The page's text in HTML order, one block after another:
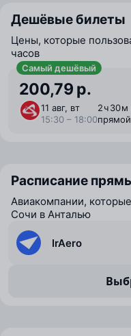
Дешёвые билеты
Цены, которые
часов
Самый дешёвый
200,79 р.
11 авг, вт
15:30 – 18:00
2 ⁠ч 30
прямой
Расписание
Авиакомпании,
Сочи в Анталью
IrAero